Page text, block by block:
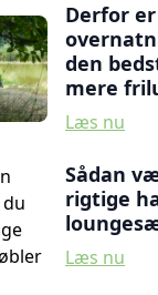
Derfor
den
mere
Læs nu
Sådan
rigtige
Læs nu